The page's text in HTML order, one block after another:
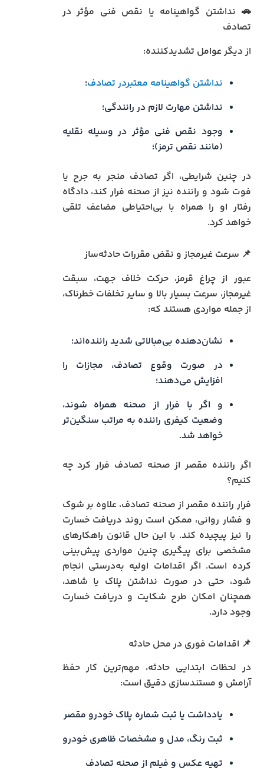
🚗 نداشتن گواهینامه یا نقص فنی مؤثر در
تصادف
از دیگر عوامل تشدیدکننده:
نداشتن گواهینامه معتبردر تصادف؛
نداشتن مهارت لازم در رانندگی؛
وجود نقص فنی مؤثر در وسیله نقلیه
(مانند نقص ترمز)؛
در چنین شرایطی، اگر تصادف منجر به جرح یا
فوت شود و راننده نیز از صحنه فرار کند، دادگاه
رفتار او را همراه با بی‌احتیاطی مضاعف تلقی
خواهد کرد.
📌 سرعت غیرمجاز و نقض مقررات حادثه‌ساز
عبور از چراغ قرمز، حرکت خلاف جهت، سبقت
غیرمجاز، سرعت بسیار بالا و سایر تخلفات خطرناک،
از جمله مواردی هستند که:
نشان‌دهنده بی‌مبالاتی شدید راننده‌اند؛
در صورت وقوع تصادف، مجازات را
افزایش می‌دهند؛
و اگر با فرار از صحنه همراه شوند،
وضعیت کیفری راننده به مراتب سنگین‌تر
خواهد شد.
اگر راننده مقصر از صحنه تصادف فرار کرد چه
کنیم؟
فرار راننده مقصر از صحنه تصادف، علاوه بر شوک
و فشار روانی، ممکن است روند دریافت خسارت
را نیز پیچیده کند. با این حال قانون راهکارهای
مشخصی برای پیگیری چنین مواردی پیش‌بینی
کرده است. اگر اقدامات اولیه به‌درستی انجام
شود، حتی در صورت نداشتن پلاک یا شاهد،
همچنان امکان طرح شکایت و دریافت خسارت
وجود دارد.
📌 اقدامات فوری در محل حادثه
در لحظات ابتدایی حادثه، مهم‌ترین کار حفظ
آرامش و مستندسازی دقیق است:
یادداشت یا ثبت شماره پلاک خودرو مقصر
ثبت رنگ، مدل و مشخصات ظاهری خودرو
تهیه عکس و فیلم از صحنه تصادف